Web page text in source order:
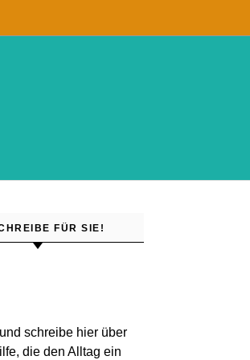
FÜR SIE!
schreibe hier über
die den Alltag ein